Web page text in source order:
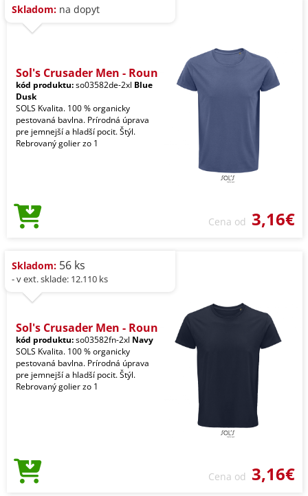
Skladom: na dopyt
Sol's Crusader Men - Roun
kód produktu:so03582de-2xl Blue
Dusk
SOLS Kvalita. 100 % organicky
pestovaná bavlna. Prírodná úprava
pre jemnejší a hladší pocit. Štýl.
Rebrovaný golier zo 1
Cena od 3,16€
Skladom: 56 ks
- v ext. sklade: 12.110 ks
Sol's Crusader Men - Roun
kód produktu:so03582fn-2xl Navy
SOLS Kvalita. 100 % organicky
pestovaná bavlna. Prírodná úprava
pre jemnejší a hladší pocit. Štýl.
Rebrovaný golier zo 1
Cena od 3,16€